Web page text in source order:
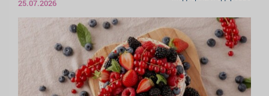
25.07.2026